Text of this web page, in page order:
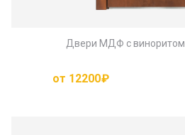
Двери МДФ с виноритом
от 12200₽